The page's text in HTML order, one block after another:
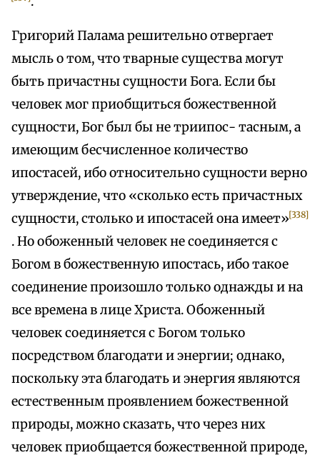
Григорий Палама решительно отвергает
мысль о том, что тварные существа могут
быть причастны сущности Бога. Если бы
человек мог приобщиться божественной
сущности, Бог был бы не триипос- тасным, а
имеющим бесчисленное количество
ипостасей, ибо относительно сущности верно
утверждение, что «сколько есть причастных
сущности, столько и ипостасей она имеет»[338]
. Но обоженный человек не соединяется с
Богом в божественную ипостась, ибо такое
соединение произошло только однажды и на
все времена в лице Христа. Обоженный
человек соединяется с Богом только
посредством благодати и энергии; однако,
поскольку эта благодать и энергия являются
естественным проявлением божественной
природы, можно сказать, что через них
человек приобщается божественной природе,